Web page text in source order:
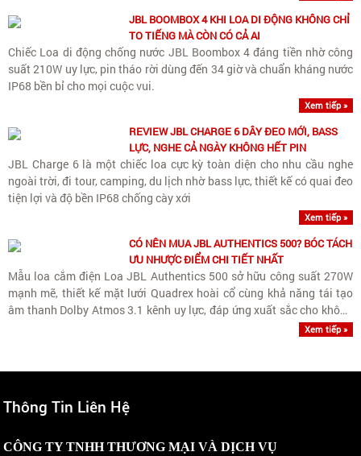
JBL BOOMBOX 4 KHI LOA DI ĐỘNG KHÔNG CHỈ
TO TIẾNG MÀ CÒN CÓ CẢ AI
Chiếc Loa di động chống nước JBL Boombox 4 đáng tiền nhờ công
suất 210W uy lực, pin tháo rời dùng đến 34 giờ và chuẩn kháng nước
IP68 bền bỉ cho mọi cuộc vui.
Xem tiếp »
REVIEW JBL CHARGE 6 DÂY ĐEO MỚI, BASS
LỰC, NGHE CẢ NGÀY KHÔNG HẾT PIN
JBL Charge 6 là một chiếc loa cực kỳ toàn diện cho nhu cầu nghe
ngoài trời, đi tour, camping, du lịch nhờ bass lực, thiết kế có quai đeo
tiện lợi và độ bền IP68 chống cày xới
Xem tiếp »
CÓ NÊN MUA JBL AUTHENTICS 500? BÓC TÁCH
ƯU NHƯỢC ĐIỂM CHI TIẾT NHẤT
Mẫu loa cắm điện Loa JBL Authentics 500 sở hữu công suất 270W
mạnh mẽ, thiết kế mặt lưới Quadrex hoài cổ cùng khả năng tái tạo
âm thanh Dolby Atmos 3.1 kênh uy lực, đáp ứng xuất sắc cho không
Xem tiếp »
Thông Tin Liên Hệ
CÔNG TY TNHH THƯƠNG MẠI VÀ DỊCH VỤ